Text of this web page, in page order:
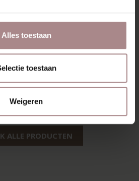
Alles toestaan
toestaan
Weigeren
SINNI EIKEN |
ZITTING SAND
ALLE PRODUCTEN